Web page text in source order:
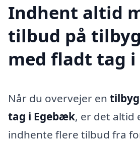
Indhent altid
tilbud på
med fladt tag
Når du overvejer en
tag i Egebæk, er det altid
indhente flere tilbud fra